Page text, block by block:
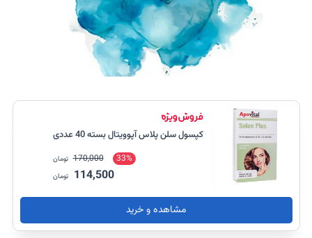
کپسول سلن پلاس آپوویتال بسته 40 عددی
33%
170,000 تومان
114,500 تومان
مشاهده و خرید